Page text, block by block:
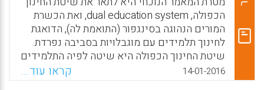
(Winterbottom, Christian; Mazzocco, Philip J.
, 2016).
WhatsApp
Facebook
Email
X
הכפולה, dual education system, ואת הכשרת
המורים הנהוגה בסינגפור (התואמת לה), הדואגת
לחינוך תלמידים עם מוגבלויות בסביבה נפרדת.
שיטת החינוך הכפולה היא שיטה לפיה התלמידים
לומדים בבתי ספר מקצועיים ובמקביל עוברים
תהליך חניכה במקומות עבודה (מפעלים)
14-01-2016 קראו עוד...